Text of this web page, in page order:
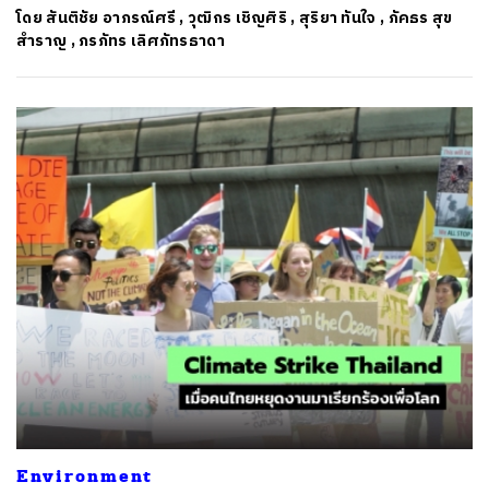
โดย สันติชัย อาภรณ์ศรี ,วุฒิกร เชิญศิริ , สุริยา ทันใจ , ภัคธร สุข
สำราญ ,ภรภัทร เลิศภัทรธาดา
Environment